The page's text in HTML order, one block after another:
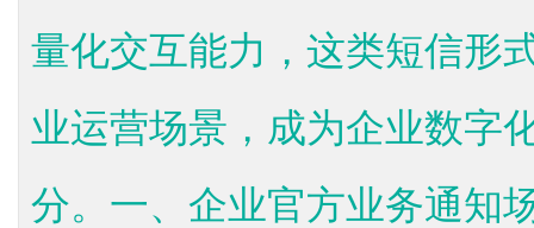
量化交互能力，这类短信形
业运营场景，成为企业数字
分。一、企业官方业务通知